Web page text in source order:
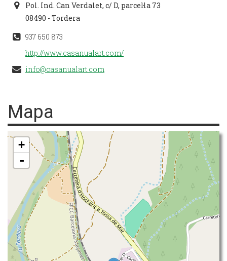
Pol. Ind. Can Verdalet, c/ D, parcel·la 73
08490 - Tordera
937 650 873
http://www.casanualart.com/
info@casanualart.com
Mapa
+
-